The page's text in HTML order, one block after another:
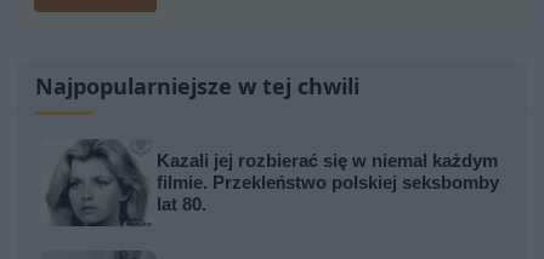
Najpopularniejsze w tej chwili
Kazali jej rozbierać się w niemal każdym
filmie. Przekleństwo polskiej seksbomby
lat 80.